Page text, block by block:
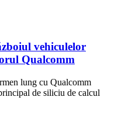
vehiculelor
Qualcomm
lung cu Qualcomm
de siliciu de calcul